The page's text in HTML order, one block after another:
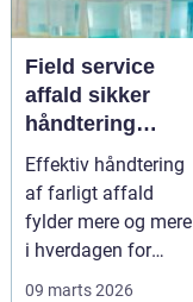
Field service
affald sikker
håndtering
direkte hos
virksomheden
Effektiv håndtering
af farligt affald
fylder mere og mere
i hverdagen for
09 marts 2026